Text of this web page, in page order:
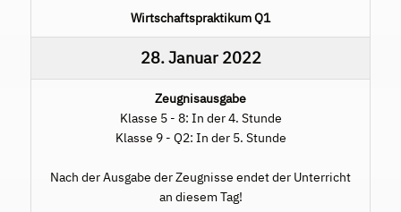
Wirtschaftspraktikum Q1
28. Januar 2022
Zeugnisausgabe
Klasse 5 - 8: In der 4. Stunde
Klasse 9 - Q2: In der 5. Stunde
Nach der Ausgabe der Zeugnisse endet der Unterricht
an diesem Tag!